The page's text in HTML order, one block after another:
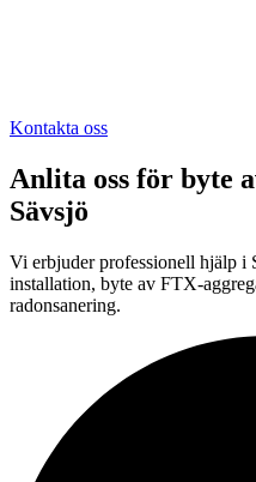
Kontakta oss
Anlita oss för byte
Sävsjö
Vi erbjuder professionell hjälp i
installation, byte av FTX-
radonsanering.